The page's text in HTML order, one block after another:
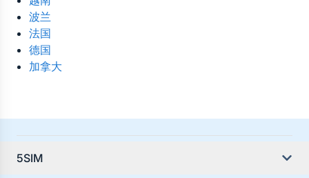
波兰
法国
德国
加拿大
5SIM